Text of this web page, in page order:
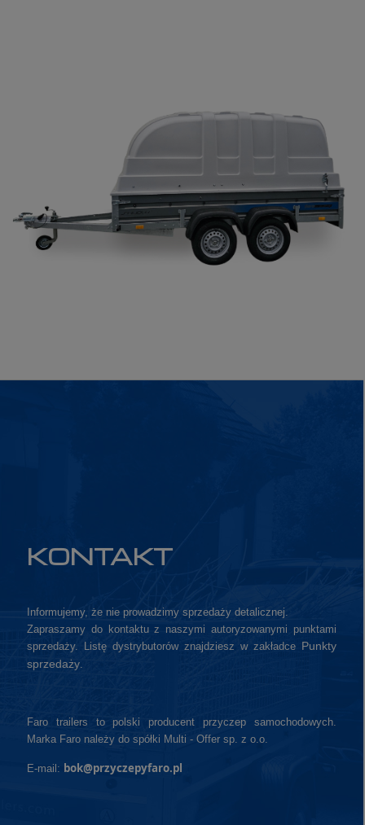
KONTAKT
Informujemy, że nie prowadzimy sprzedaży detalicznej.
Zapraszamy do kontaktu z naszymi autoryzowanymi punktami
sprzedaży. Listę dystrybutorów znajdziesz w zakładce Punkty
sprzedaży.
Faro trailers to polski producent przyczep samochodowych.
Marka Faro należy do spółki Multi - Offer sp. z o.o.
E-mail: bok@przyczepyfaro.pl